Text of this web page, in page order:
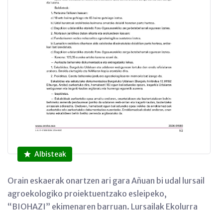
Albisteak
Orain eskaerak onartzen ari gara Añuan bi udal lursail
agroekologiko proiektuentzako esleipeko,
“BIOHAZI” ekimenaren barruan. Lursailak Ekolurra